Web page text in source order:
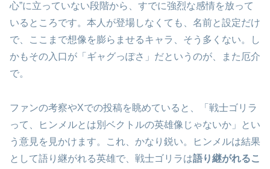
心”に立っていない段階から、すでに強烈な感情を放って
いるところです。本人が登場しなくても、名前と設定だけ
で、ここまで想像を膨らませるキャラ、そう多くない。し
かもその入口が「ギャグっぽさ」だというのが、また厄介
で。
ファンの考察やXでの投稿を眺めていると、「戦士ゴリラ
って、ヒンメルとは別ベクトルの英雄像じゃないか」とい
う意見を見かけます。これ、かなり鋭い。ヒンメルは結果
として語り継がれる英雄で、戦士ゴリラは語り継がれるこ